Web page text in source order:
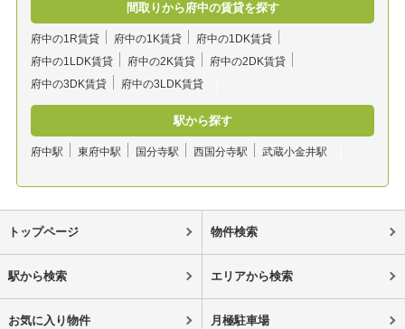
間取りから府中の賃貸を探す
府中の1R賃貸 府中の1K賃貸
府中の1DK賃貸
府中の1LDK賃貸
府中の2K賃貸
府中の2DK賃貸
府中の3DK賃貸
府中の3LDK賃貸
駅から探す
府中駅 東府中駅 国分寺駅 西国分寺駅 武蔵小金井駅
トップページ 物件検索
駅から検索 エリアから検索
お気に入り物件 月極駐車場